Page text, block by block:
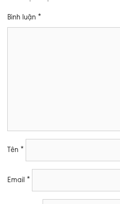
Bình luận *
Tên *
Email *